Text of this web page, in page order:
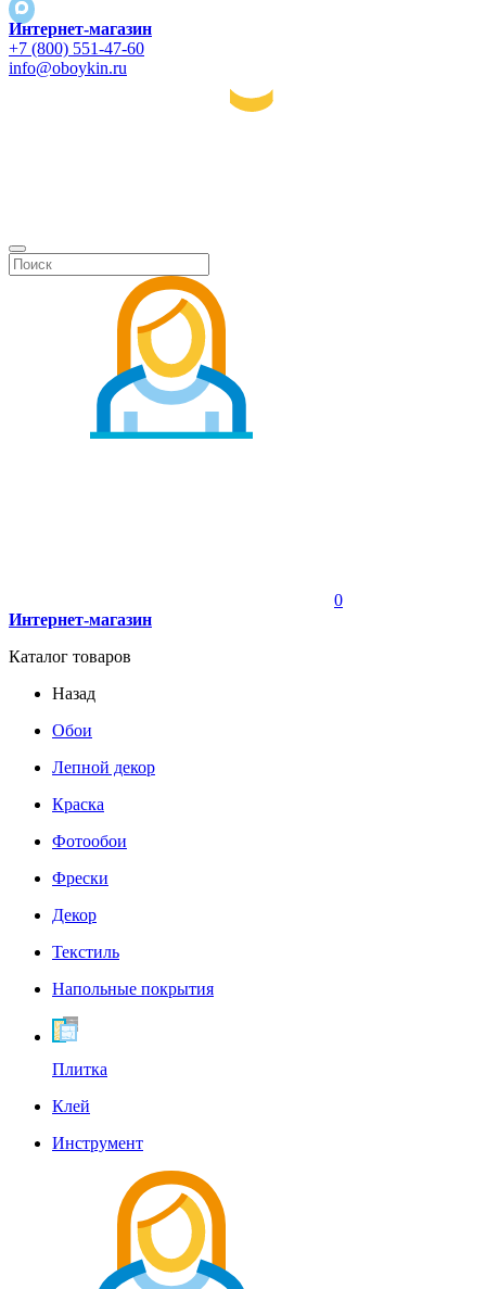
Интернет-магазин
+7 (800) 551-47-60
info@oboykin.ru
0
Интернет-магазин
Каталог товаров
Назад
Обои
Лепной декор
Краска
Фотообои
Фрески
Декор
Текстиль
Напольные покрытия
Плитка
Клей
Инструмент